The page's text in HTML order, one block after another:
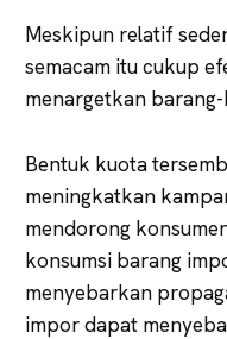
Meskipun relatif
semacam itu cukup
menargetkan
Bentuk kuota
meningkatkan
mendorong
konsumsi barang
menyebarkan
impor dapat